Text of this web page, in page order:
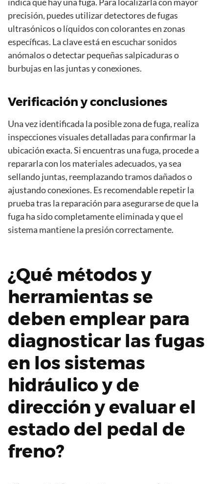
precisión, puedes utilizar detectores de fugas
ultrasónicos o líquidos con colorantes en zonas
específicas. La clave está en escuchar sonidos
anómalos o detectar pequeñas salpicaduras o
burbujas en las juntas y conexiones.
Verificación y conclusiones
Una vez identificada la posible zona de fuga, realiza
inspecciones visuales detalladas para confirmar la
ubicación exacta. Si encuentras una fuga, procede a
repararla con los materiales adecuados, ya sea
sellando juntas, reemplazando tramos dañados o
ajustando conexiones. Es recomendable repetir la
prueba tras la reparación para asegurarse de que la
fuga ha sido completamente eliminada y que el
sistema mantiene la presión correctamente.
¿Qué métodos y
herramientas se
deben emplear para
diagnosticar las fugas
en los sistemas
hidráulico y de
dirección y evaluar el
estado del pedal de
freno?